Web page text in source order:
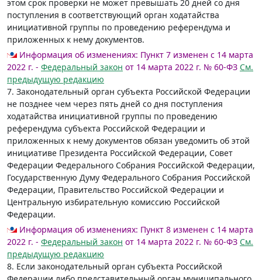
этом срок проверки не может превышать 20 дней со дня
поступления в соответствующий орган ходатайства
инициативной группы по проведению референдума и
приложенных к нему документов.
Информация об изменениях: Пункт 7 изменен с 14 марта
2022 г. - Федеральный закон от 14 марта 2022 г. № 60-ФЗ См.
предыдущую редакцию
7. Законодательный орган субъекта Российской Федерации
не позднее чем через пять дней со дня поступления
ходатайства инициативной группы по проведению
референдума субъекта Российской Федерации и
приложенных к нему документов обязан уведомить об этой
инициативе Президента Российской Федерации, Совет
Федерации Федерального Собрания Российской Федерации,
Государственную Думу Федерального Собрания Российской
Федерации, Правительство Российской Федерации и
Центральную избирательную комиссию Российской
Федерации.
Информация об изменениях: Пункт 8 изменен с 14 марта
2022 г. - Федеральный закон от 14 марта 2022 г. № 60-ФЗ См.
предыдущую редакцию
8. Если законодательный орган субъекта Российской